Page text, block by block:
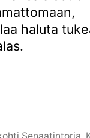
haluta